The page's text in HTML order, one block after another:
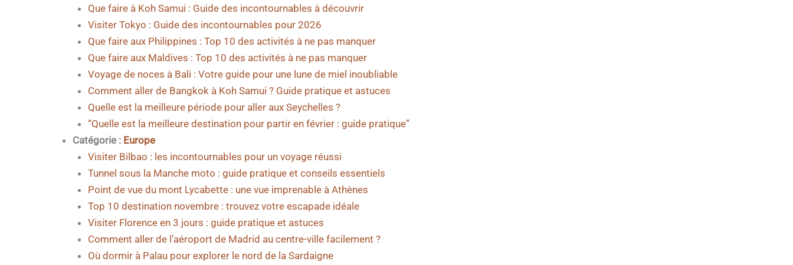
Que faire à Koh Samui : Guide des incontournables à découvrir
Visiter Tokyo : Guide des incontournables pour 2026
Que faire aux Philippines : Top 10 des activités à ne pas manquer
Que faire aux Maldives : Top 10 des activités à ne pas manquer
Voyage de noces à Bali : Votre guide pour une lune de miel inoubliable
Comment aller de Bangkok à Koh Samui ? Guide pratique et astuces
Quelle est la meilleure période pour aller aux Seychelles ?
“Quelle est la meilleure destination pour partir en février : guide pratique”
Catégorie : Europe
Visiter Bilbao : les incontournables pour un voyage réussi
Tunnel sous la Manche moto : guide pratique et conseils essentiels
Point de vue du mont Lycabette : une vue imprenable à Athènes
Top 10 destination novembre : trouvez votre escapade idéale
Visiter Florence en 3 jours : guide pratique et astuces
Comment aller de l’aéroport de Madrid au centre-ville facilement ?
Où dormir à Palau pour explorer le nord de la Sardaigne